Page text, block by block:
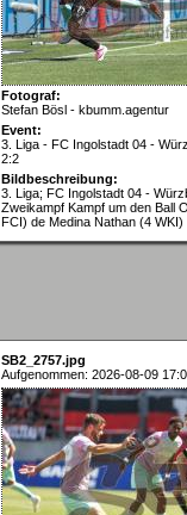
Fotograf:
Stefan Bösl - kbumm.agentur
Event:
3. Liga - FC Ingolstadt 04 -
2:2
Bildbeschreibung:
3. Liga; FC Ingolstadt 04 -
Zweikampf Kampf um den Ball
FCI) de Medina Nathan (4 WKI)
SB2_2757.jpg
Aufgenommen: 2026-08-09